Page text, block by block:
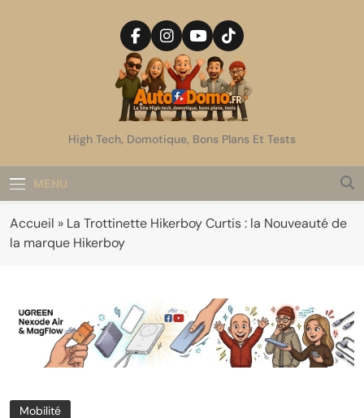
AutoDomo
High Tech, Domotique, Bons Plans Et Tests
MENU
Accueil » La Trottinette Hikerboy Curtis : la Nouveauté de
la marque Hikerboy
Mobilité